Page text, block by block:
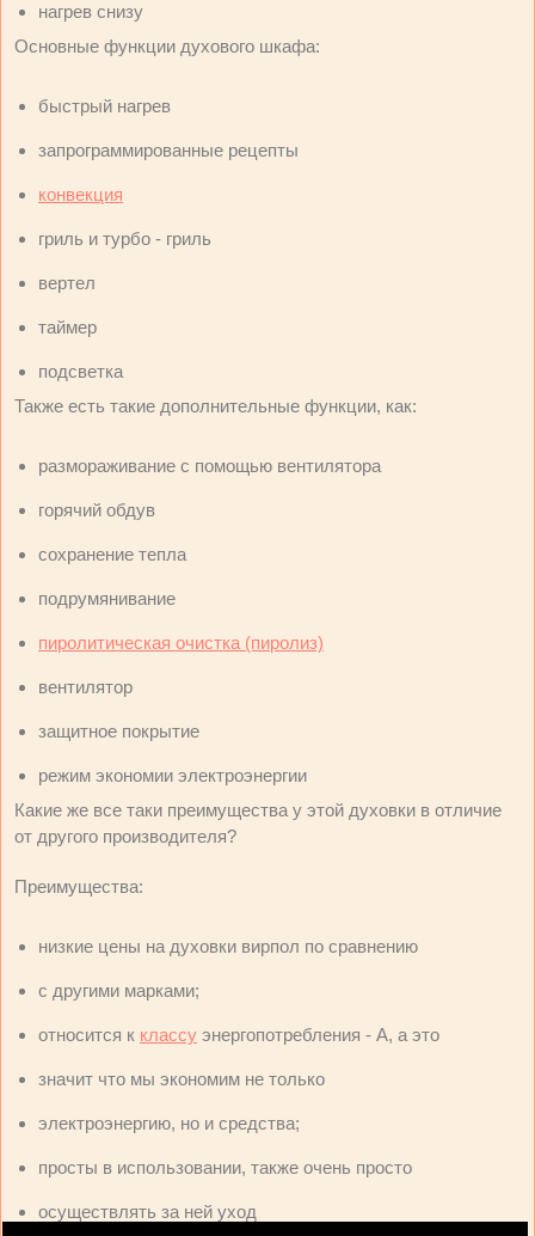
нагрев снизу
Основные функции духового шкафа:
быстрый нагрев
запрограммированные рецепты
конвекция
гриль и турбо - гриль
вертел
таймер
подсветка
Также есть такие дополнительные функции, как:
размораживание с помощью вентилятора
горячий обдув
сохранение тепла
подрумянивание
пиролитическая очистка (пиролиз)
вентилятор
защитное покрытие
режим экономии электроэнергии
Какие же все таки преимущества у этой духовки в отличие
от другого производителя?
Преимущества:
низкие цены на духовки вирпол по сравнению
с другими марками;
относится к классу энергопотребления - А, а это
значит что мы экономим не только
электроэнергию, но и средства;
просты в использовании, также очень просто
осуществлять за ней уход